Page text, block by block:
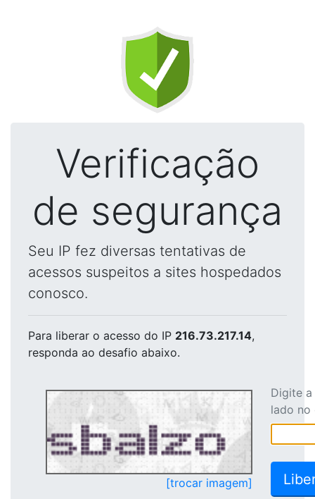
Verificação
de segurança
Seu IP fez diversas tentativas de
acessos suspeitos a sites hospedados
conosco.
Para liberar o acesso do IP 216.73.217.14,
responda ao desafio abaixo.
[trocar imagem]
Digite
lado no